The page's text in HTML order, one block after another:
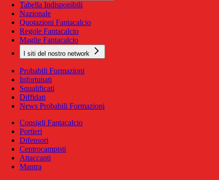
Tabella Indisponibili
Nazionale
Quotazioni Fantacalcio
Regole Fantacalcio
Maglie Fantacalcio
I siti del nostro network
Probabili Formazioni
Infortunati
Squalificati
Diffidati
News Probabili Formazioni
Consigli Fantacalcio
Portieri
Difensori
Centrocampisti
Attaccanti
Mantra